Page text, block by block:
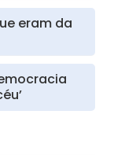
eram da